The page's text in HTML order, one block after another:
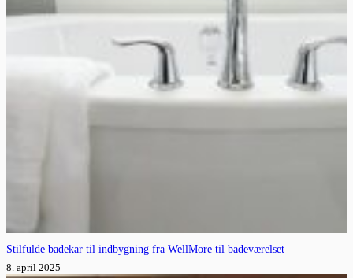
Stilfulde badekar til indbygning fra WellMore til badeværelset
8. april 2025